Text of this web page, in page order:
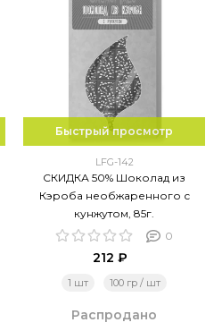
Быстрый просмотр
LFG-142
СКИДКА 50% Шоколад из
Кэроба необжаренного с
кунжутом, 85г.
0
212 ₽
1 шт 100 гр / шт
Распродано